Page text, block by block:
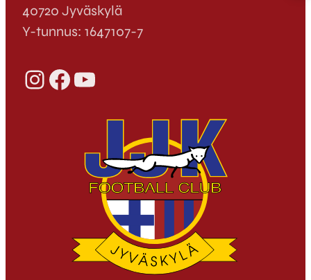
40720 Jyväskylä
Y-tunnus: 1647107-7
InstagramFacebook YouTube